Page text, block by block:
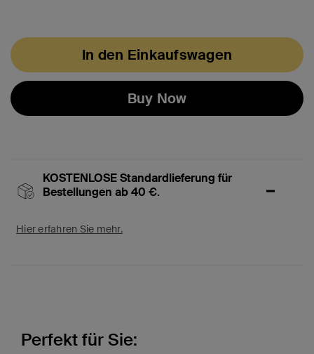
In den Einkaufswagen
Buy Now
KOSTENLOSE Standardlieferung für
Bestellungen ab 40 €.
Hier erfahren Sie mehr.
Perfekt für Sie: